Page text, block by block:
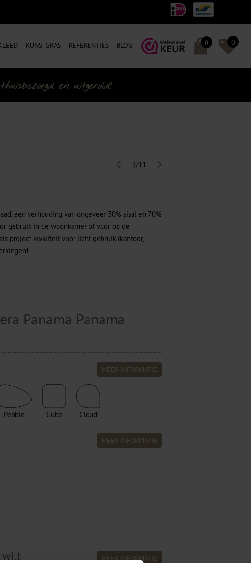
KUNSTGRAS REFERENTIES BLOG 0 0
en uitgerold!
9/11
een verhouding van ongeveer 30% sisal en 70%
gebruik in de woonkamer of voor op de
project kwaliteit voor licht gebruik (kantoor,
Panama Panama
MEER INFORMATIE
Pebble Cube Cloud
MEER INFORMATIE
wilt MEER INFORMATIE